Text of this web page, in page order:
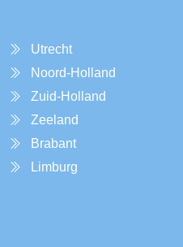
Utrecht
Noord-Holland
Zuid-Holland
Zeeland
Brabant
Limburg